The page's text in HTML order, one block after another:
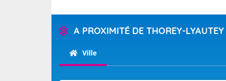
A PROXIMITÉ DE THOREY-LYAUTEY
Ville
Temps